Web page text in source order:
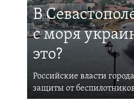
В
с моря
это?
Российские власти
защиты от